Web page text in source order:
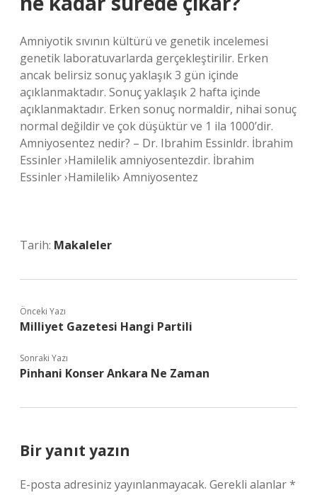
Amniyotik sıvının kültürü ve genetik incelemesi
genetik laboratuvarlarda gerçekleştirilir. Erken
ancak belirsiz sonuç yaklaşık 3 gün içinde
açıklanmaktadır. Sonuç yaklaşık 2 hafta içinde
açıklanmaktadır. Erken sonuç normaldir, nihai sonuç
normal değildir ve çok düşüktür ve 1 ila 1000’dir.
Amniyosentez nedir? – Dr. Ibrahim Essinldr. İbrahim
Essinler ›Hamilelik amniyosentezdir. İbrahim
Essinler ›Hamilelik› Amniyosentez
Tarih: Makaleler
Önceki Yazı
Milliyet Gazetesi Hangi Partili
Sonraki Yazı
Pinhani Konser Ankara Ne Zaman
Bir yanıt yazın
E-posta adresiniz yayınlanmayacak. Gerekli alanlar*